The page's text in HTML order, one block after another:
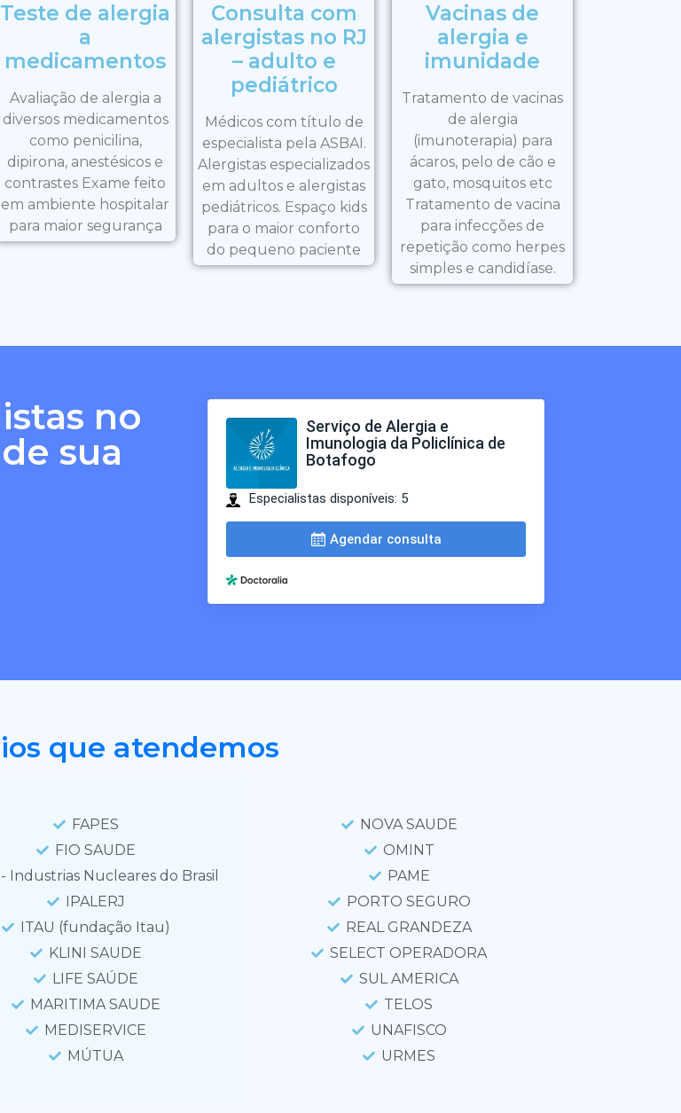
Teste de alergia
a
medicamentos
Avaliação de alergia a
diversos medicamentos
como penicilina,
dipirona, anestésicos e
contrastes Exame feito
em ambiente hospitalar
para maior segurança
Consulta com
alergistas no RJ
– adulto e
pediátrico
Médicos com título de
especialista pela ASBAI.
Alergistas especializados
em adultos e alergistas
pediátricos. Espaço kids
para o maior conforto
do pequeno paciente
Vacinas de
alergia e
imunidade
Tratamento de vacinas
de alergia
(imunoterapia) para
ácaros, pelo de cão e
gato, mosquitos etc
Tratamento de vacina
para infecções de
repetição como herpes
simples e candidíase.
no
sua
que atendemos
FAPES
FIO SAUDE
- Industrias Nucleares do Brasil
IPALERJ
ITAU (fundação Itau)
KLINI SAUDE
LIFE SAÚDE
MARITIMA SAUDE
MEDISERVICE
MÚTUA
NOVA SAUDE
OMINT
PAME
PORTO SEGURO
REAL GRANDEZA
SELECT OPERADORA
SUL AMERICA
TELOS
UNAFISCO
URMES